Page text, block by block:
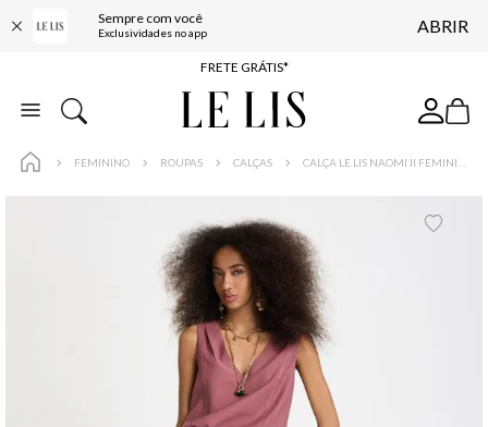
Sempre com você
Exclusividades no app ABRIR
ENTREGA EXPRESSA*
FRETE GRÁTIS*
BAIXE O APP
FEMININO ROUPAS CALÇAS